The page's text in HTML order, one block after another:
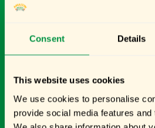
Consent Details
This website uses cookies
We use cookies to personalise
provide social media features